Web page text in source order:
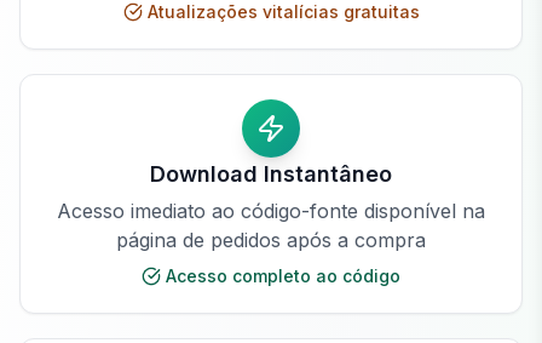
Atualizações vitalícias gratuitas
Download Instantâneo
Acesso imediato ao código-fonte disponível na
página de pedidos após a compra
Acesso completo ao código